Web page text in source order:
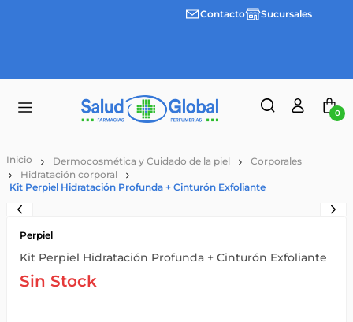
Envíos
Contacto Sucursales
0
Dermocosmética y Cuidado de la piel
Corporales
Hidratación corporal
Kit Perpiel Hidratación Profunda + Cinturón Exfoliante
Perpiel
Kit Perpiel Hidratación Profunda + Cinturón Exfoliante
Sin Stock